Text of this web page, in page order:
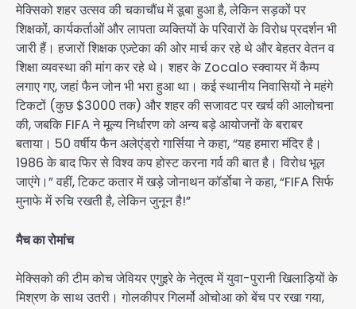
मेक्सिको शहर उत्सव की चकाचौंध में डूबा हुआ है, लेकिन सड़कों पर
शिक्षकों, कार्यकर्ताओं और लापता व्यक्तियों के परिवारों के विरोध प्रदर्शन भी
जारी हैं। हजारों शिक्षक एज़्टेका की ओर मार्च कर रहे थे और बेहतर वेतन व
शिक्षा व्यवस्था की मांग कर रहे थे। शहर के Zocalo स्क्वायर में कैम्प
लगाए गए, जहां फैन जोन भी भरा हुआ था। कई स्थानीय निवासियों ने महंगे
टिकटों (कुछ $3000 तक) और शहर की सजावट पर खर्च की आलोचना
की, जबकि FIFA ने मूल्य निर्धारण को अन्य बड़े आयोजनों के बराबर
बताया। 50 वर्षीय फैन अलेएंड्रो गार्सिया ने कहा, “यह हमारा मंदिर है।
1986 के बाद फिर से विश्व कप होस्ट करना गर्व की बात है। विरोध भूल
जाएंगे।” वहीं, टिकट कतार में खड़े जोनाथन कॉर्डोबा ने कहा, “FIFA सिर्फ
मुनाफे में रुचि रखती है, लेकिन जुनून है!”
मैच का रोमांच
मेक्सिको की टीम कोच जेवियर एगुइरे के नेतृत्व में युवा-पुरानी खिलाड़ियों के
मिश्रण के साथ उतरी। गोलकीपर गिलर्मो ओचोआ को बेंच पर रखा गया,